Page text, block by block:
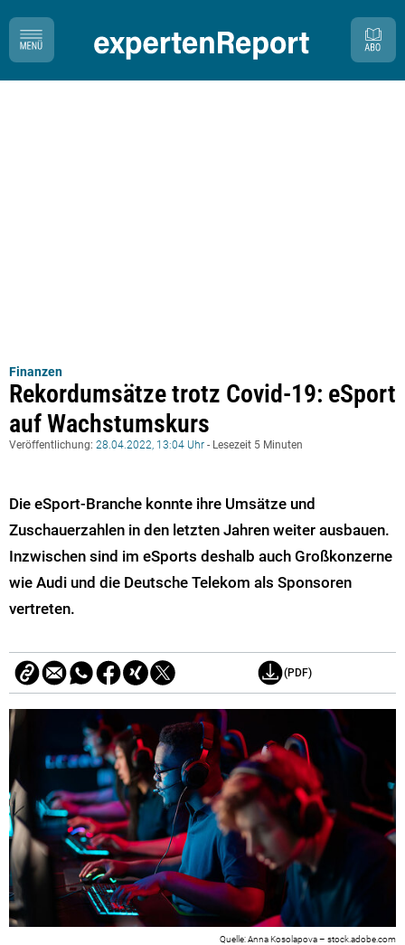
Finanzen
Rekordumsätze trotz Covid-19: eSport
auf Wachstumskurs
Veröffentlichung: 28.04.2022, 13:04 Uhr - Lesezeit 5 Minuten
Die eSport-Branche konnte ihre Umsätze und
Zuschauerzahlen in den letzten Jahren weiter ausbauen.
Inzwischen sind im eSports deshalb auch Großkonzerne
wie Audi und die Deutsche Telekom als Sponsoren
vertreten.
(PDF)
Anna Kosolapova – stock.adobe.com